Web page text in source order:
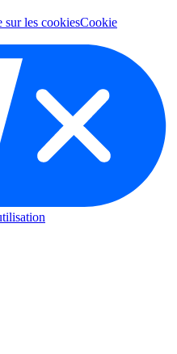
sur les cookiesCookie